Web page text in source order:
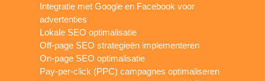
Integratie met Google en Facebook voor
advertenties
Lokale SEO optimalisatie
Off-page SEO strategieën implementeren
On-page SEO optimalisatie
Pay-per-click (PPC) campagnes optimaliseren